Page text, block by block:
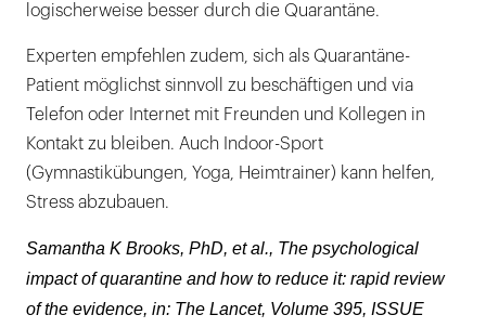
logischerweise besser durch die Quarantäne.
Experten empfehlen zudem, sich als Quarantäne-
Patient möglichst sinnvoll zu beschäftigen und via
Telefon oder Internet mit Freunden und Kollegen in
Kontakt zu bleiben. Auch Indoor-Sport
(Gymnastikübungen, Yoga, Heimtrainer) kann helfen,
Stress abzubauen.
Samantha K Brooks, PhD, et al., The psychological
impact of quarantine and how to reduce it: rapid review
of the evidence, in: The Lancet, Volume 395, ISSUE